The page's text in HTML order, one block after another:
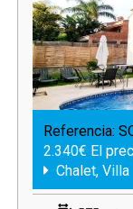
Referencia:
2.340€ El
Chalet, Villa